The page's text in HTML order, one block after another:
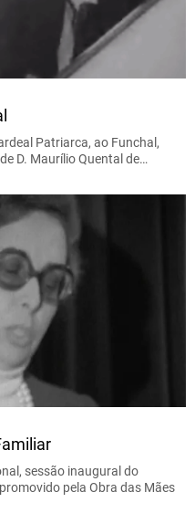
Patriarca, ao Funchal,
D. Maurílio Quental de…
sessão inaugural do
pela Obra das Mães